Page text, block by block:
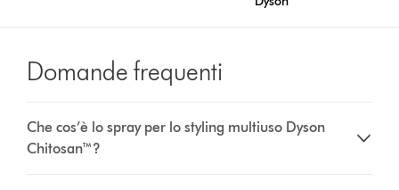
Domande frequenti
Che cos’è lo spray per lo styling multiuso Dyson
Chitosan™?